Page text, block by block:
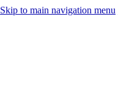
Skip to main navigation menu